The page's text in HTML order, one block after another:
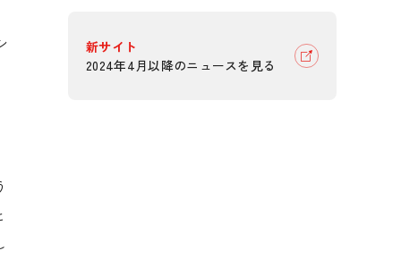
新サイト
2024年4月以降のニュースを見る